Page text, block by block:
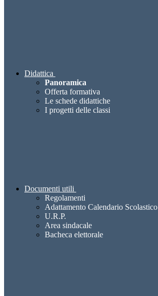
Didattica
Panoramica
Offerta formativa
Le schede didattiche
I progetti delle classi
Documenti utili
Regolamenti
Adattamento Calendario Scolastico
U.R.P.
Area sindacale
Bacheca elettorale